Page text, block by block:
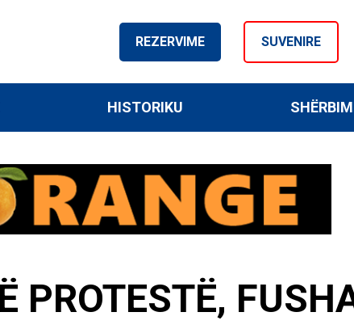
REZERVIME SUVENIRE
HISTORIKU
PROTESTË,